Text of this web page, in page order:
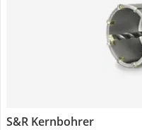
S&R Kernbohrer